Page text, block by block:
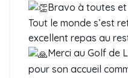
Bravo à toutes et
Tout le monde s’est
excellent repas au
Merci au Golf de
pour son accueil